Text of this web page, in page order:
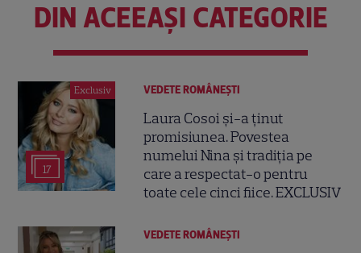
DIN ACEEAȘI CATEGORIE
Exclusiv
17
VEDETE ROMÂNEŞTI
Laura Cosoi și-a ținut
promisiunea. Povestea
numelui Nina și tradiția pe
care a respectat-o pentru
toate cele cinci fiice. EXCLUSIV
VEDETE ROMÂNEŞTI